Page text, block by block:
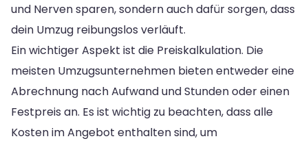
und Nerven sparen, sondern auch dafür sorgen, dass
dein Umzug reibungslos verläuft.
Ein wichtiger Aspekt ist die Preiskalkulation. Die
meisten Umzugsunternehmen bieten entweder eine
Abrechnung nach Aufwand und Stunden oder einen
Festpreis an. Es ist wichtig zu beachten, dass alle
Kosten im Angebot enthalten sind, um